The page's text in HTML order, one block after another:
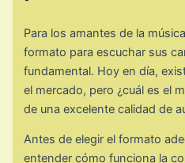
Para los amantes de la
formato para escuchar sus
fundamental. Hoy en día,
el mercado, pero ¿cuál es el
de una excelente calidad de
Antes de elegir el formato
entender cómo funciona la